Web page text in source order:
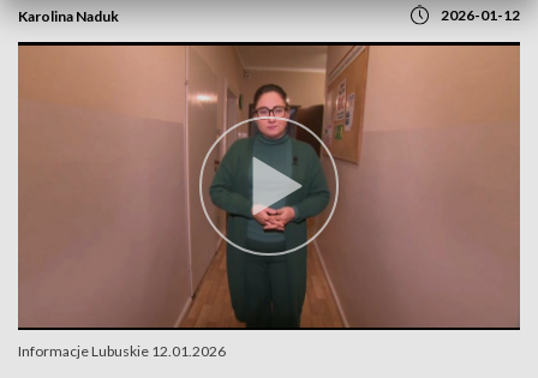
Karolina Naduk 2026-01-12
Informacje Lubuskie 12.01.2026